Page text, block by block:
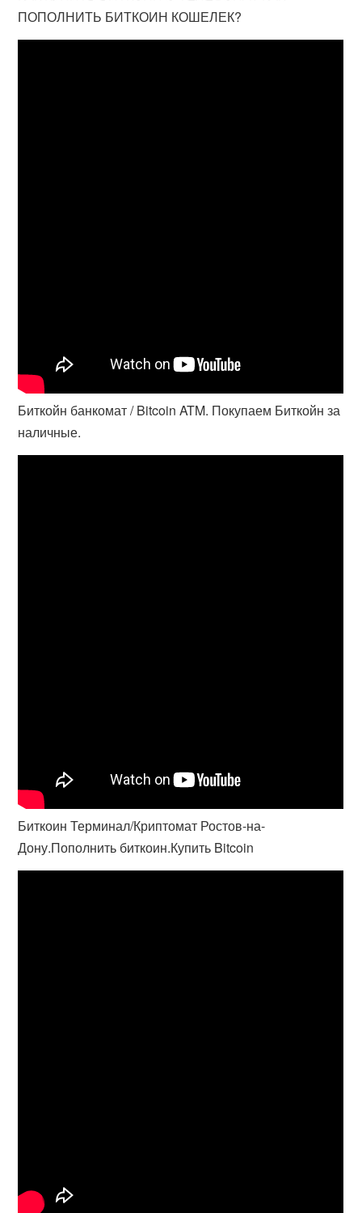
ПОПОЛНИТЬ БИТКОИН КОШЕЛЕК?
Биткойн банкомат / Bitcoin ATM. Покупаем Биткойн за
наличные.
Биткоин Терминал/Криптомат Ростов-на-
Дону.Пополнить биткоин.Купить Bitcoin